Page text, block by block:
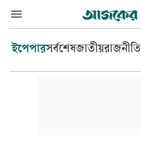
ইপেপারসর্বশেষজাতীয়রাজনীতি